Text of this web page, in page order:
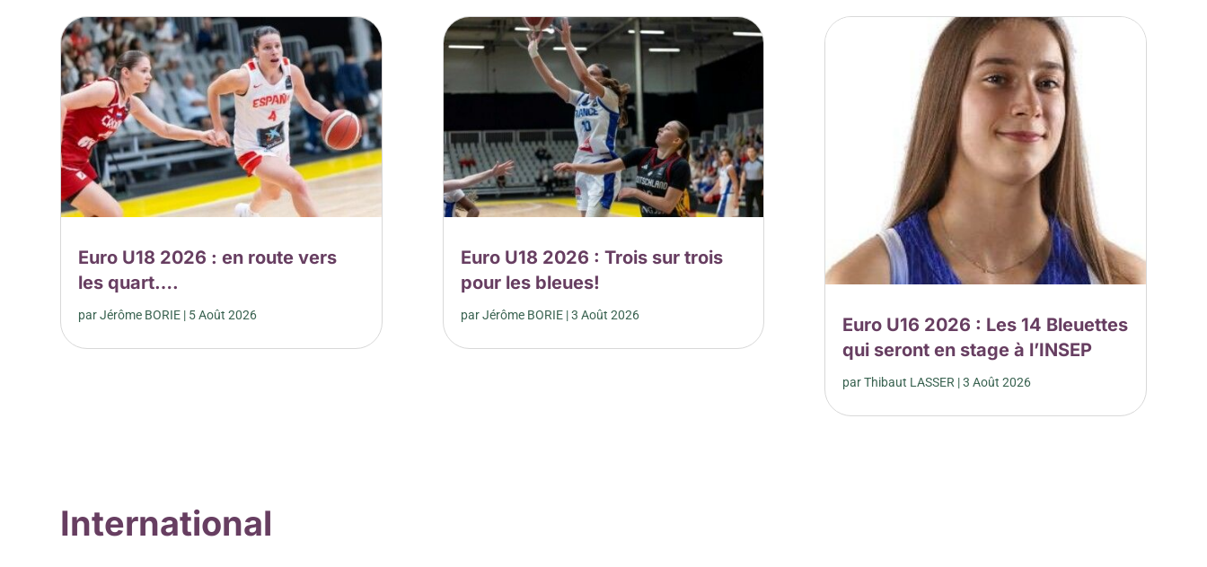
Euro U18 2026 : en route vers
les quart….
parJérôme BORIE | 5 Août 2026
Euro U18 2026 : Trois sur trois
pour les bleues!
parJérôme BORIE|3 Août 2026
Euro U16 2026 : Les 14 Bleuettes
qui seront en stage à l’INSEP
parThibaut LASSER |3 Août 2026
International